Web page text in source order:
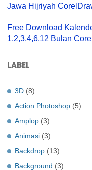
Jawa Hijriyah
Free Download
1,2,3,4,6,12 Bulan
LABEL
3D (8)
Action Photoshop (5)
Amplop (3)
Animasi (3)
Backdrop (13)
Background (3)